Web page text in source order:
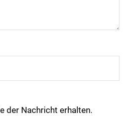
der Nachricht erhalten.